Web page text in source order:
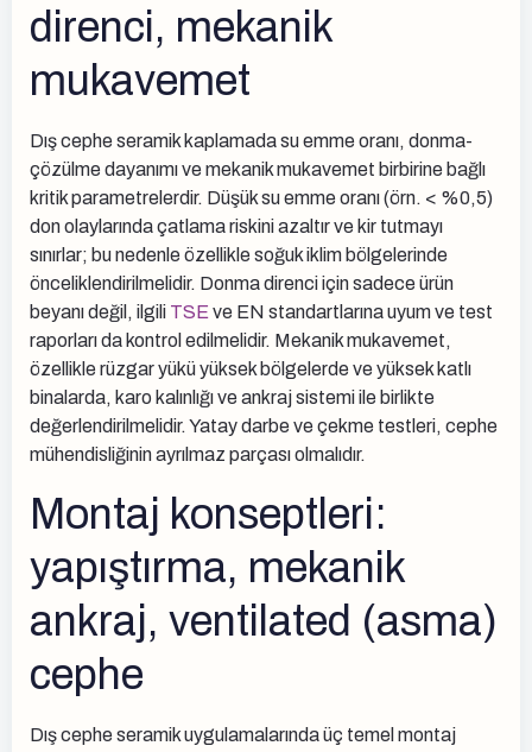
direnci, mekanik
mukavemet
Dış cephe seramik kaplamada su emme oranı, donma-
çözülme dayanımı ve mekanik mukavemet birbirine bağlı
kritik parametrelerdir. Düşük su emme oranı (örn. < %0,5)
don olaylarında çatlama riskini azaltır ve kir tutmayı
sınırlar; bu nedenle özellikle soğuk iklim bölgelerinde
önceliklendirilmelidir. Donma direnci için sadece ürün
beyanı değil, ilgili TSE ve EN standartlarına uyum ve test
raporları da kontrol edilmelidir. Mekanik mukavemet,
özellikle rüzgar yükü yüksek bölgelerde ve yüksek katlı
binalarda, karo kalınlığı ve ankraj sistemi ile birlikte
değerlendirilmelidir. Yatay darbe ve çekme testleri, cephe
mühendisliğinin ayrılmaz parçası olmalıdır.
Montaj konseptleri:
yapıştırma, mekanik
ankraj, ventilated (asma)
cephe
Dış cephe seramik uygulamalarında üç temel montaj